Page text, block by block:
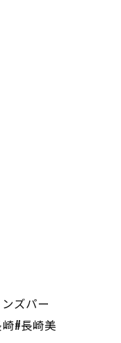
ズパー
#長崎美